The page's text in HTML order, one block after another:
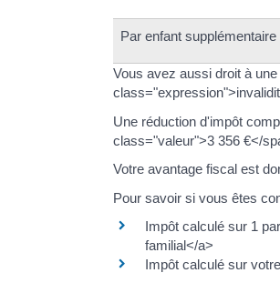
Par enfant supplémentaire
Vous avez aussi droit à
Une réduction d'impôt
class="valeur">3 356 €</
Votre avantage fiscal est
Pour savoir si vous êtes
Impôt calculé sur 1
familial</a>
Impôt calculé sur